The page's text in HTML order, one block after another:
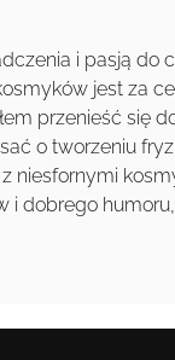
i pasją do
jest za
przenieść się
o tworzeniu
niesfornymi
i dobrego